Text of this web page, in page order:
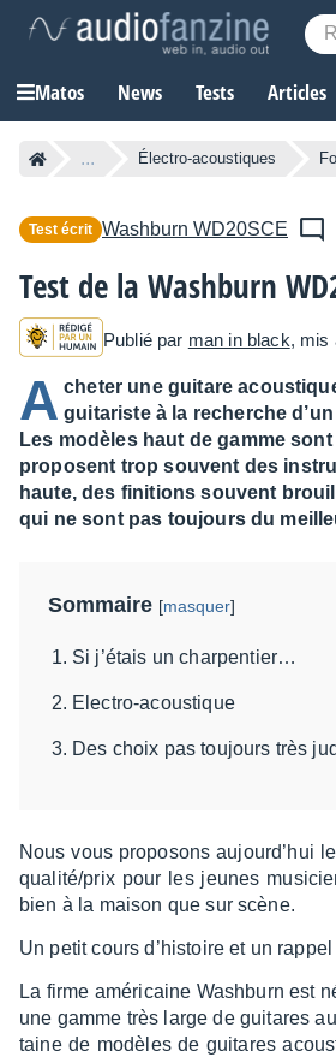
Matos News Tests Articles
... Électro-acoustiques
Test écrit Washburn WD20SCE
Test de la Washburn
Publié par man in black, mis
A cheter une guitare
guitariste à la recherche
Les modèles haut de gamme
proposent trop souvent des
haute, des finitions souvent
qui ne sont pas toujours du
Sommaire [masquer]
Si j’étais un charpentier…
Electro-acoustique
Des choix pas toujours très
Nous vous propo­sons aujour­d’hui
qualité/prix pour les jeunes
bien à la maison que sur scène.
Un petit cours d’his­toire et un
La firme améri­caine Wash­burn est
une gamme très large de guitares
taine de modèles de guitares